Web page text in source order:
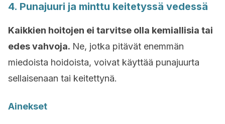
4. Punajuuri ja minttu keitetyssä vedessä
Kaikkien hoitojen ei tarvitse olla kemiallisia tai
edes vahvoja. Ne, jotka pitävät enemmän
miedoista hoidoista, voivat käyttää punajuurta
sellaisenaan tai keitettynä.
Ainekset